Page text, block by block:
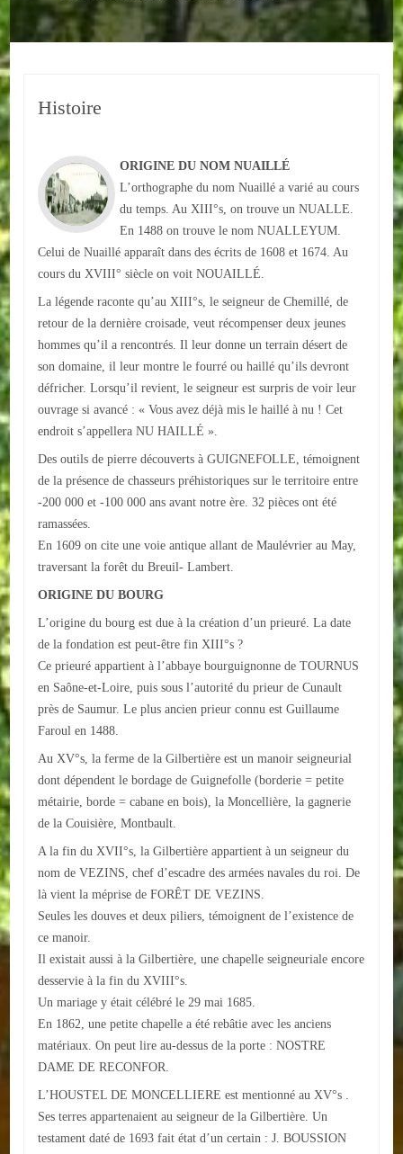
Bientôt 16 ans
Urbanisme
Santé
Social
Divers
Arrêtes en cours
ACTUALITÉS
Ecole publique
Ecole privée
ASSOCIATIONS
Loisirs et animations
Parents d'élèves
Autres
L'agriculture
Capitale du chrysanthème
Nos entreprises
Transports
Commerces
Hotels/Restaurants
Histoire
ORIGINE DU NOM NUAILLÉ
L’orthographe du nom Nuaillé a varié au cours
du temps. Au XIII°s, on trouve un NUALLE.
En 1488 on trouve le nom NUALLEYUM.
Celui de Nuaillé apparaît dans des écrits de 1608 et 1674. Au
cours du XVIII° siècle on voit NOUAILLÉ.
La légende raconte qu’au XIII°s, le seigneur de Chemillé, de
retour de la dernière croisade, veut récompenser deux jeunes
hommes qu’il a rencontrés. Il leur donne un terrain désert de
son domaine, il leur montre le fourré ou haillé qu’ils devront
défricher. Lorsqu’il revient, le seigneur est surpris de voir leur
ouvrage si avancé : « Vous avez déjà mis le haillé à nu ! Cet
endroit s’appellera NU HAILLÉ ».
Des outils de pierre découverts à GUIGNEFOLLE, témoignent
de la présence de chasseurs préhistoriques sur le territoire entre
-200 000 et -100 000 ans avant notre ère. 32 pièces ont été
ramassées.
En 1609 on cite une voie antique allant de Maulévrier au May,
traversant la forêt du Breuil- Lambert.
ORIGINE DU BOURG
L’origine du bourg est due à la création d’un prieuré. La date
de la fondation est peut-être fin XIII°s ?
Ce prieuré appartient à l’abbaye bourguignonne de TOURNUS
en Saône-et-Loire, puis sous l’autorité du prieur de Cunault
près de Saumur. Le plus ancien prieur connu est Guillaume
Faroul en 1488.
Au XV°s, la ferme de la Gilbertière est un manoir seigneurial
dont dépendent le bordage de Guignefolle (borderie = petite
métairie, borde = cabane en bois), la Moncellière, la gagnerie
de la Couisière, Montbault.
A la fin du XVII°s, la Gilbertière appartient à un seigneur du
nom de VEZINS, chef d’escadre des armées navales du roi. De
là vient la méprise de FORÊT DE VEZINS.
Seules les douves et deux piliers, témoignent de l’existence de
ce manoir.
Il existait aussi à la Gilbertière, une chapelle seigneuriale encore
desservie à la fin du XVIII°s.
Un mariage y était célébré le 29 mai 1685.
En 1862, une petite chapelle a été rebâtie avec les anciens
matériaux. On peut lire au-dessus de la porte : NOSTRE
DAME DE RECONFOR.
L’HOUSTEL DE MONCELLIERE est mentionné au XV°s .
Ses terres appartenaient au seigneur de la Gilbertière. Un
testament daté de 1693 fait état d’un certain : J. BOUSSION